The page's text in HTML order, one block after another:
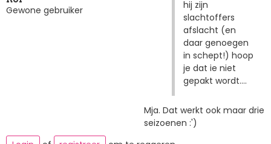
Gewone gebruiker
hij zijn
slachtoffers
afslacht (en
daar genoegen
in schept!) hoop
je dat ie niet
gepakt wordt....
Mja. Dat werkt ook maar drie
seizoenen :')